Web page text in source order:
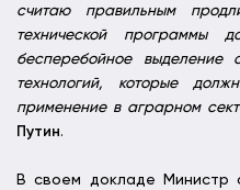
считаю правильным
технической программы
бесперебойное выделение
технологий, которые
применение в аграрном
Путин.
В своем докладе Министр